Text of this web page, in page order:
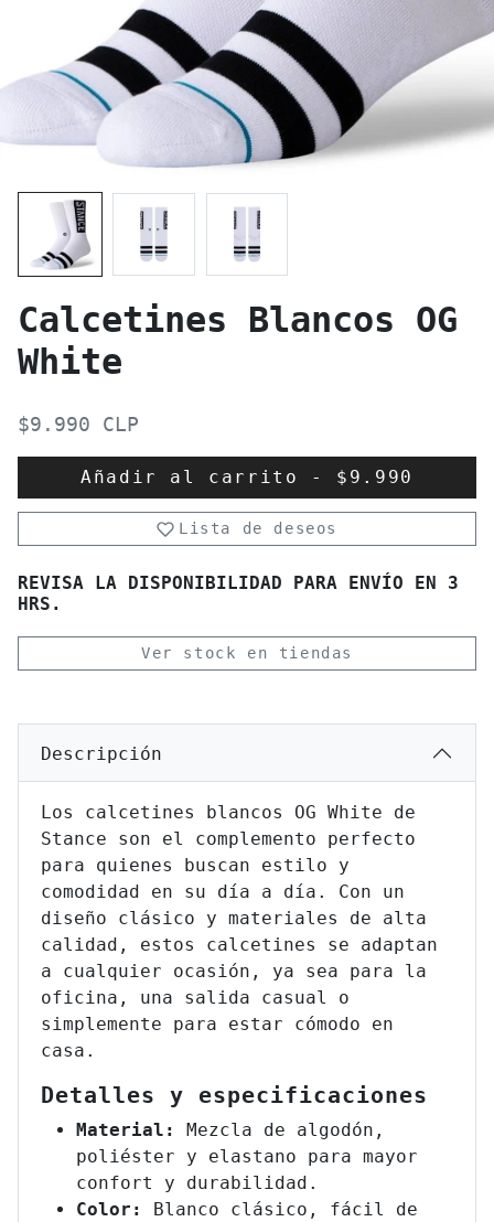
Calcetines Blancos OG
White
$9.990 CLP
Añadir al carrito - $9.990
Lista de deseos
REVISA LA DISPONIBILIDAD PARA ENVÍO EN 3
HRS.
Ver stock en tiendas
Descripción
Los calcetines blancos OG White de
Stance son el complemento perfecto
para quienes buscan estilo y
comodidad en su día a día. Con un
diseño clásico y materiales de alta
calidad, estos calcetines se adaptan
a cualquier ocasión, ya sea para la
oficina, una salida casual o
simplemente para estar cómodo en
casa.
Detalles y especificaciones
Material:
Mezcla de algodón,
poliéster y elastano para mayor
confort y durabilidad.
Color: Blanco clásico, fácil de